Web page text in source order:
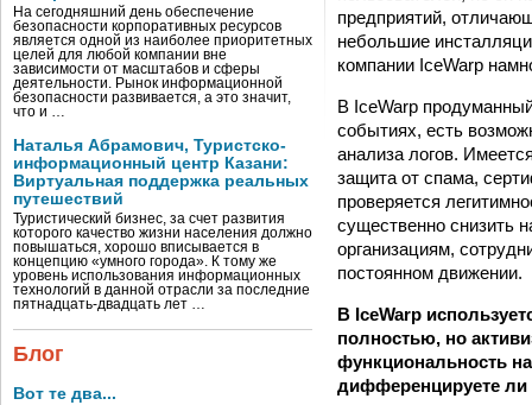
На сегодняшний день обеспечение
безопасности корпоративных ресурсов
является одной из наиболее приоритетных
целей для любой компании вне
зависимости от масштабов и сферы
деятельности. Рынок информационной
безопасности развивается, а это значит,
что и …
Наталья Абрамович, Туристско-
информационный центр Казани:
Виртуальная поддержка реальных
путешествий
Туристический бизнес, за счет развития
которого качество жизни населения должно
повышаться, хорошо вписывается в
концепцию «умного города». К тому же
уровень использования информационных
технологий в данной отрасли за последние
пятнадцать-двадцать лет …
Блог
Вот те два...
предприятий,
небольшие
компании IceWarp
В IceWarp
событиях, есть
анализа логов.
защита от спама,
проверяется
существенно снизить
организациям,
постоянном движении.
В IceWarp
полностью, но
функциональность
дифференцируете ли